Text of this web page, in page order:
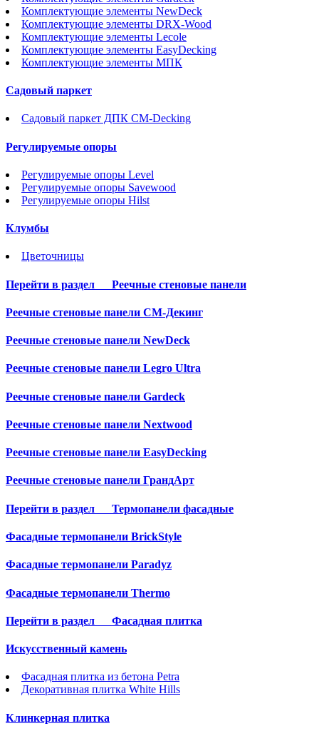
Комплектующие элементы NewDeck
Комплектующие элементы DRX-Wood
Комплектующие элементы Lecole
Комплектующие элементы EasyDecking
Комплектующие элементы МПК
Садовый паркет
Садовый паркет ДПК CM-Decking
Регулируемые опоры
Регулируемые опоры Level
Регулируемые опоры Savewood
Регулируемые опоры Hilst
Клумбы
Цветочницы
Перейти в раздел Реечные стеновые панели
Реечные стеновые панели СМ-Декинг
Реечные стеновые панели NewDeck
Реечные стеновые панели Legro Ultra
Реечные стеновые панели Gardeck
Реечные стеновые панели Nextwood
Реечные стеновые панели EasyDecking
Реечные стеновые панели ГрандАрт
Перейти в раздел Термопанели фасадные
Фасадные термопанели BrickStyle
Фасадные термопанели Paradyz
Фасадные термопанели Thermo
Перейти в раздел Фасадная плитка
Искусственный камень
Фасадная плитка из бетона Petra
Декоративная плитка White Hills
Клинкерная плитка